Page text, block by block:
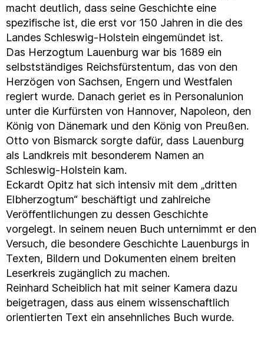
macht deutlich, dass seine Geschichte eine
spezifische ist, die erst vor 150 Jahren in die des
Landes Schleswig-Holstein eingemündet ist.
Das Herzogtum Lauenburg war bis 1689 ein
selbstständiges Reichsfürstentum, das von den
Herzögen von Sachsen, Engern und Westfalen
regiert wurde. Danach geriet es in Personalunion
unter die Kurfürsten von Hannover, Napoleon, den
König von Dänemark und den König von Preußen.
Otto von Bismarck sorgte dafür, dass Lauenburg
als Landkreis mit besonderem Namen an
Schleswig-Holstein kam.
Eckardt Opitz hat sich intensiv mit dem „dritten
Elbherzogtum“ beschäftigt und zahlreiche
Veröffentlichungen zu dessen Geschichte
vorgelegt. In seinem neuen Buch unternimmt er den
Versuch, die besondere Geschichte Lauenburgs in
Texten, Bildern und Dokumenten einem breiten
Leserkreis zugänglich zu machen.
Reinhard Scheiblich hat mit seiner Kamera dazu
beigetragen, dass aus einem wissenschaftlich
orientierten Text ein ansehnliches Buch wurde.